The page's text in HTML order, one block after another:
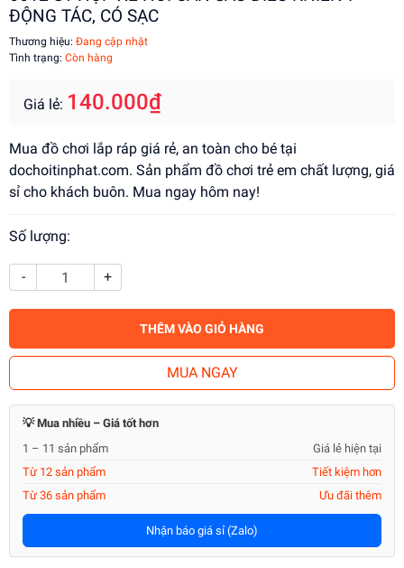
ĐỘNG TÁC, CÓ SẠC
Thương hiệu: Đang cập nhật
Tình trạng: Còn hàng
Giá lẻ: 140.000₫
Mua đồ chơi lắp ráp giá rẻ, an toàn cho bé tại
dochoitinphat.com. Sản phẩm đồ chơi trẻ em chất lượng, giá
sỉ cho khách buôn. Mua ngay hôm nay!
Số lượng:
- +
THÊM VÀO GIỎ HÀNG
MUA NGAY
💡 Mua nhiều – Giá tốt hơn
1 – 11 sản phẩm
Giá lẻ hiện tại
Từ 12 sản phẩm
Tiết kiệm hơn
Từ 36 sản phẩm
Ưu đãi thêm
Nhận báo giá sỉ (Zalo)